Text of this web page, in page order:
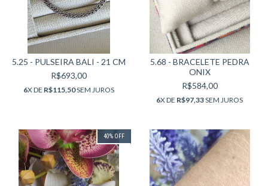
5.25 - PULSEIRA BALI - 21 CM
R$693,00
6X DE R$115,50SEM JUROS
5.68 - BRACELETE PEDRA
ONIX
R$584,00
6X DE R$97,33SEM JUROS
40% OFF